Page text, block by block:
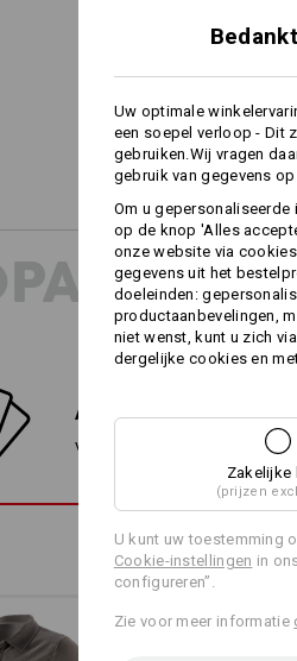
ALTERNATIEVEN
Vergelijk het huidige artikel
Uw optimale
een soepel verloop - Dit
gebruiken.Wij vragen
gebruik van gegevens
Om u
op de knop 'Alles
onze website via
gegevens uit het
doeleinden:
productaanbevelingen,
niet wenst, kunt u zich
dergelijke cookies en
Zakelijke
(prijzen
U kunt uw toestemming
Cookie-instellingen in
configureren”.
Zie voor meer informatie